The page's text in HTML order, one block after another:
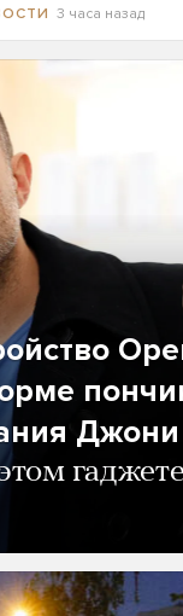
3 часа назад
гаджете